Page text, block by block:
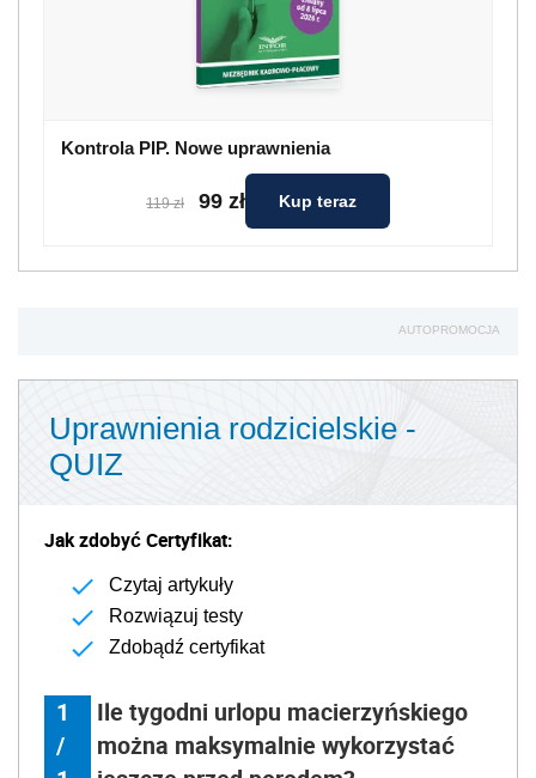
Kontrola PIP. Nowe uprawnienia
119 zł 99 zł Kup teraz
AUTOPROMOCJA
Uprawnienia rodzicielskie -
QUIZ
Jak zdobyć Certyfikat:
Czytaj artykuły
Rozwiązuj testy
Zdobądź certyfikat
1
/
Ile tygodni urlopu macierzyńskiego
można maksymalnie wykorzystać